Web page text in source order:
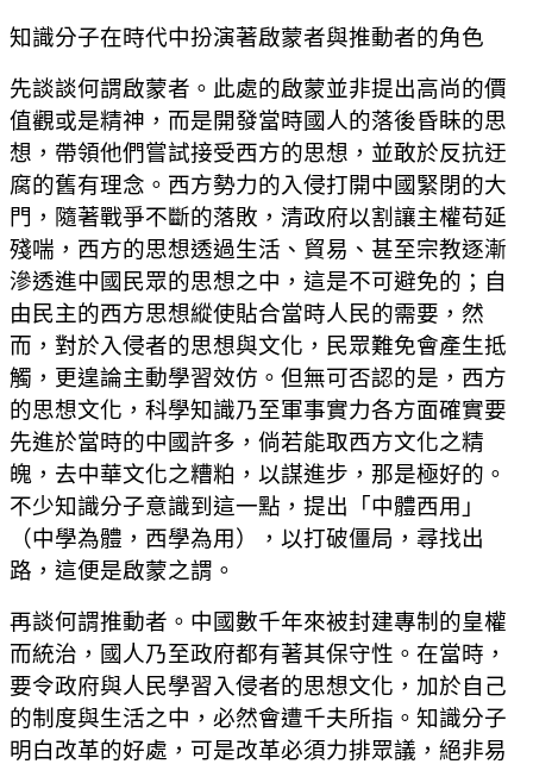
知識分子在時代中扮演著啟蒙者與推動者的角色
先談談何謂啟蒙者。此處的啟蒙並非提出高尚的價
值觀或是精神，而是開發當時國人的落後昏眛的思
想，帶領他們嘗試接受西方的思想，並敢於反抗迂
腐的舊有理念。西方勢力的入侵打開中國緊閉的大
門，隨著戰爭不斷的落敗，清政府以割讓主權苟延
殘喘，西方的思想透過生活、貿易、甚至宗教逐漸
滲透進中國民眾的思想之中，這是不可避免的；自
由民主的西方思想縱使貼合當時人民的需要，然
而，對於入侵者的思想與文化，民眾難免會產生抵
觸，更遑論主動學習效仿。但無可否認的是，西方
的思想文化，科學知識乃至軍事實力各方面確實要
先進於當時的中國許多，倘若能取西方文化之精
魄，去中華文化之糟粕，以謀進步，那是極好的。
不少知識分子意識到這一點，提出「中體西用」
（中學為體，西學為用），以打破僵局，尋找出
路，這便是啟蒙之謂。
再談何謂推動者。中國數千年來被封建專制的皇權
而統治，國人乃至政府都有著其保守性。在當時，
要令政府與人民學習入侵者的思想文化，加於自己
的制度與生活之中，必然會遭千夫所指。知識分子
明白改革的好處，可是改革必須力排眾議，絕非易